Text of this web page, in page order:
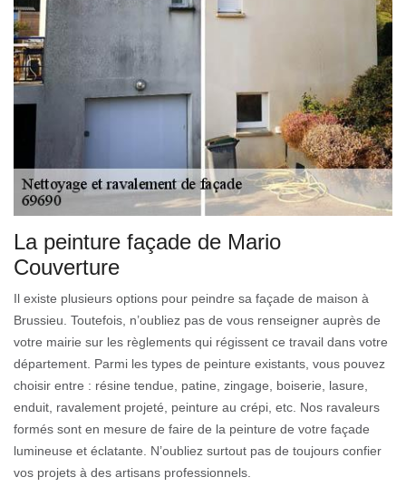
La peinture façade de Mario
Couverture
Il existe plusieurs options pour peindre sa façade de maison à
Brussieu. Toutefois, n’oubliez pas de vous renseigner auprès de
votre mairie sur les règlements qui régissent ce travail dans votre
département. Parmi les types de peinture existants, vous pouvez
choisir entre : résine tendue, patine, zingage, boiserie, lasure,
enduit, ravalement projeté, peinture au crépi, etc. Nos ravaleurs
formés sont en mesure de faire de la peinture de votre façade
lumineuse et éclatante. N’oubliez surtout pas de toujours confier
vos projets à des artisans professionnels.